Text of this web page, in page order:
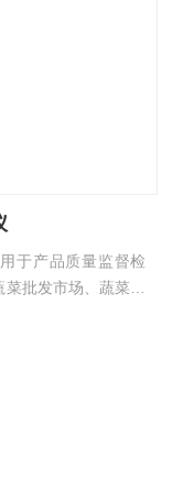
于产品质量监督检
批发市场、蔬菜生